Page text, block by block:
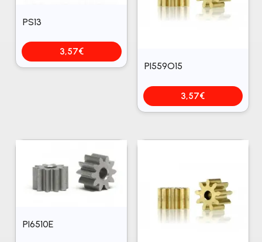
PS13
3,57€
PI559O15
3,57€
PI6510E